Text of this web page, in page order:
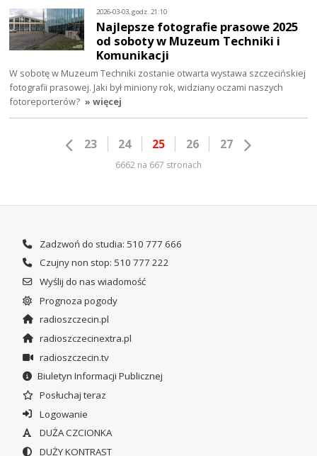
2026-03-03, godz. 21:10
Najlepsze fotografie prasowe 2025
od soboty w Muzeum Techniki i
Komunikacji
W sobotę w Muzeum Techniki zostanie otwarta wystawa szczecińskiej
fotografii prasowej. Jaki był miniony rok, widziany oczami naszych
fotoreporterów? » więcej
23 24 25 26 27
6662 na 667 stronach
Zadzwoń do studia: 510 777 666
Czujny non stop: 510 777 222
Wyślij do nas wiadomość
Prognoza pogody
radioszczecin.pl
radioszczecinextra.pl
radioszczecin.tv
Biuletyn Informacji Publicznej
Posłuchaj teraz
Logowanie
DUŻA CZCIONKA
DUŻY KONTRAST